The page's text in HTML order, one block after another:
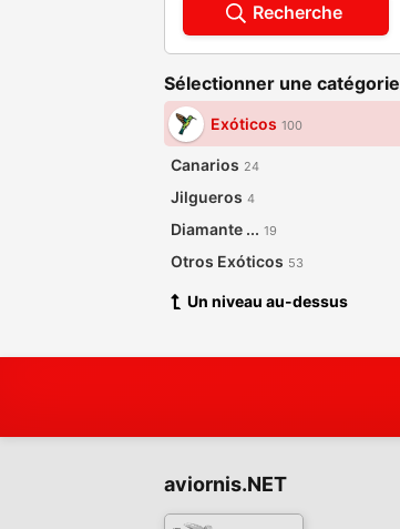
Recherche
Sélectionner une catégorie
Exóticos 100
Canarios 24
Jilgueros 4
Diamante ... 19
Otros Exóticos 53
Un niveau au-dessus
aviornis.NET